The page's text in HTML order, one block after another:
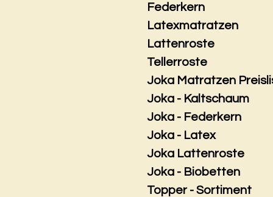
Federkern
Latexmatratzen
Lattenroste
Tellerroste
Joka Matratzen
Joka - Kaltschaum
Joka - Federkern
Joka - Latex
Joka Lattenroste
Joka - Biobetten
Topper - Sortiment